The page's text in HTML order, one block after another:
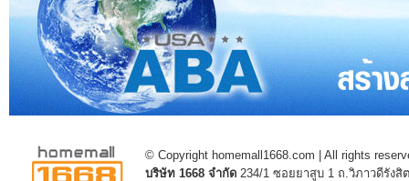
© Copyright homemall1668.com | All rights
บริษัท 1668 จำกัด 234/1 ซอยยาสูบ 1 ถ.วิภาวดีรัง